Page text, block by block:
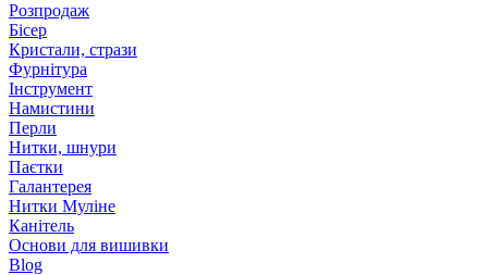
Розпродаж
Бісер
Кристали, стрази
Фурнітура
Інструмент
Намистини
Перли
Нитки, шнури
Паєтки
Галантерея
Нитки Муліне
Канітель
Основи для вишивки
Blog